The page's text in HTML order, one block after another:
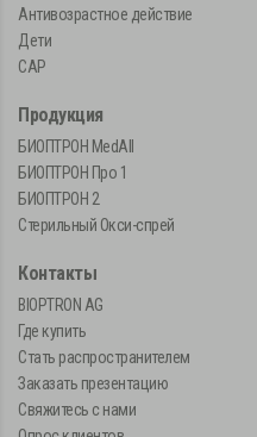
Антивозрастное действие
Дети
САР
Продукция
БИОПТРОН MedAll
БИОПТРОН Про 1
БИОПТРОН 2
Стерильный Окси-спрей
Контакты
BIOPTRON AG
Где купить
Стать распространителем
Заказать презентацию
Свяжитесь с нами